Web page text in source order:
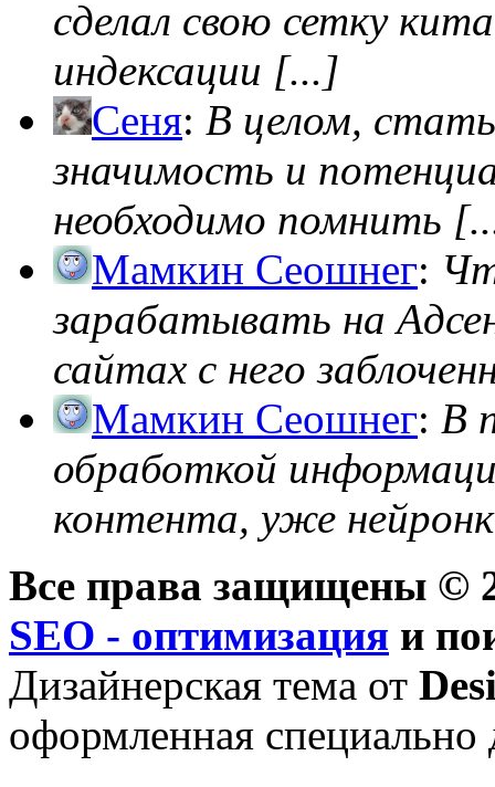
сделал свою сетку
индексации [...]
Сеня: В целом,
значимость и
необходимо помнить
Мамкин Сеошнег:
зарабатывать на
сайтах с него
Мамкин Сеошнег: В
обработкой
контента, уже
Все права защищены ©
SEO - оптимизация и
Дизайнерская тема от
оформленная